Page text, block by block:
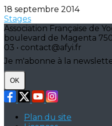
18 septembre 2014
Stages
Association Française de
boulevard de Magenta
03 • contact@afyi.fr
Je m'abonne à la
OK
Plan du site